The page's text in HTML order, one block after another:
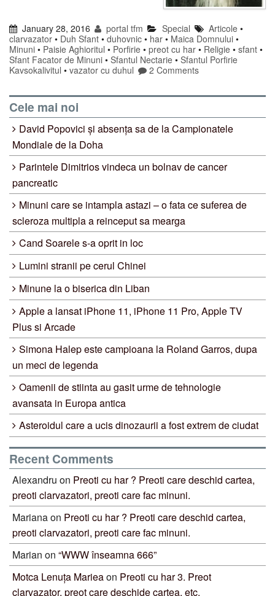
January 28, 2016 portal tfm Special Articole•
clarvazator • Duh Sfant • duhovnic • har • Maica Domnului •
Minuni • Paisie Aghioritul • Porfirie • preot cu har • Religie • sfant •
Sfant Facator de Minuni • Sfantul Nectarie • Sfantul Porfirie
Kavsokalivitul • vazator cu duhul 2 Comments
Cele mai noi
David Popovici și absența sa de la Campionatele
Mondiale de la Doha
Parintele Dimitrios vindeca un bolnav de cancer
pancreatic
Minuni care se intampla astazi – o fata ce suferea de
scleroza multipla a reinceput sa mearga
Cand Soarele s-a oprit in loc
Lumini stranii pe cerul Chinei
Minune la o biserica din Liban
Apple a lansat iPhone 11, iPhone 11 Pro, Apple TV
Plus si Arcade
Simona Halep este campioana la Roland Garros, dupa
un meci de legenda
Oamenii de stiinta au gasit urme de tehnologie
avansata in Europa antica
Asteroidul care a ucis dinozaurii a fost extrem de ciudat
Recent Comments
Alexandru on Preoti cu har ? Preoti care deschid cartea,
preoti clarvazatori, preoti care fac minuni.
Marianaon Preoti cu har ? Preoti care deschid cartea,
preoti clarvazatori, preoti care fac minuni.
Marian on “WWW înseamna 666”
Motca Lenuța Marieaon Preoti cu har 3. Preot
clarvazator, preot care deschide cartea, etc.